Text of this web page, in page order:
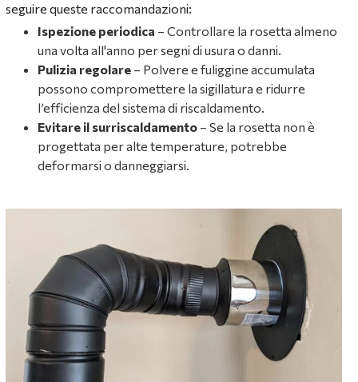
seguire queste raccomandazioni:
Ispezione periodica – Controllare la rosetta almeno
una volta all'anno per segni di usura o danni.
Pulizia regolare – Polvere e fuliggine accumulata
possono compromettere la sigillatura e ridurre
l’efficienza del sistema di riscaldamento.
Evitare il surriscaldamento – Se la rosetta non è
progettata per alte temperature, potrebbe
deformarsi o danneggiarsi.